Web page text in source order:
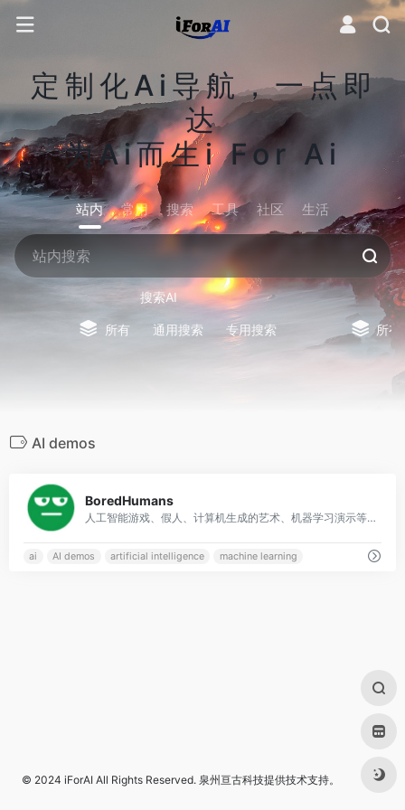
定制化Ai导航，一点即
达
为Ai而生i For Ai
站内 常用 搜索 工具 社区 生活
搜索AI
所有 通用搜索 专用搜索 所有
AI demos
BoredHumans
人工智能游戏、假人、计算机生成的艺术、机器学习演示等等。
ai AI demos artificial intelligence machine learning
© 2024 iForAI All Rights Reserved. 泉州亘古科技提供技术支持。